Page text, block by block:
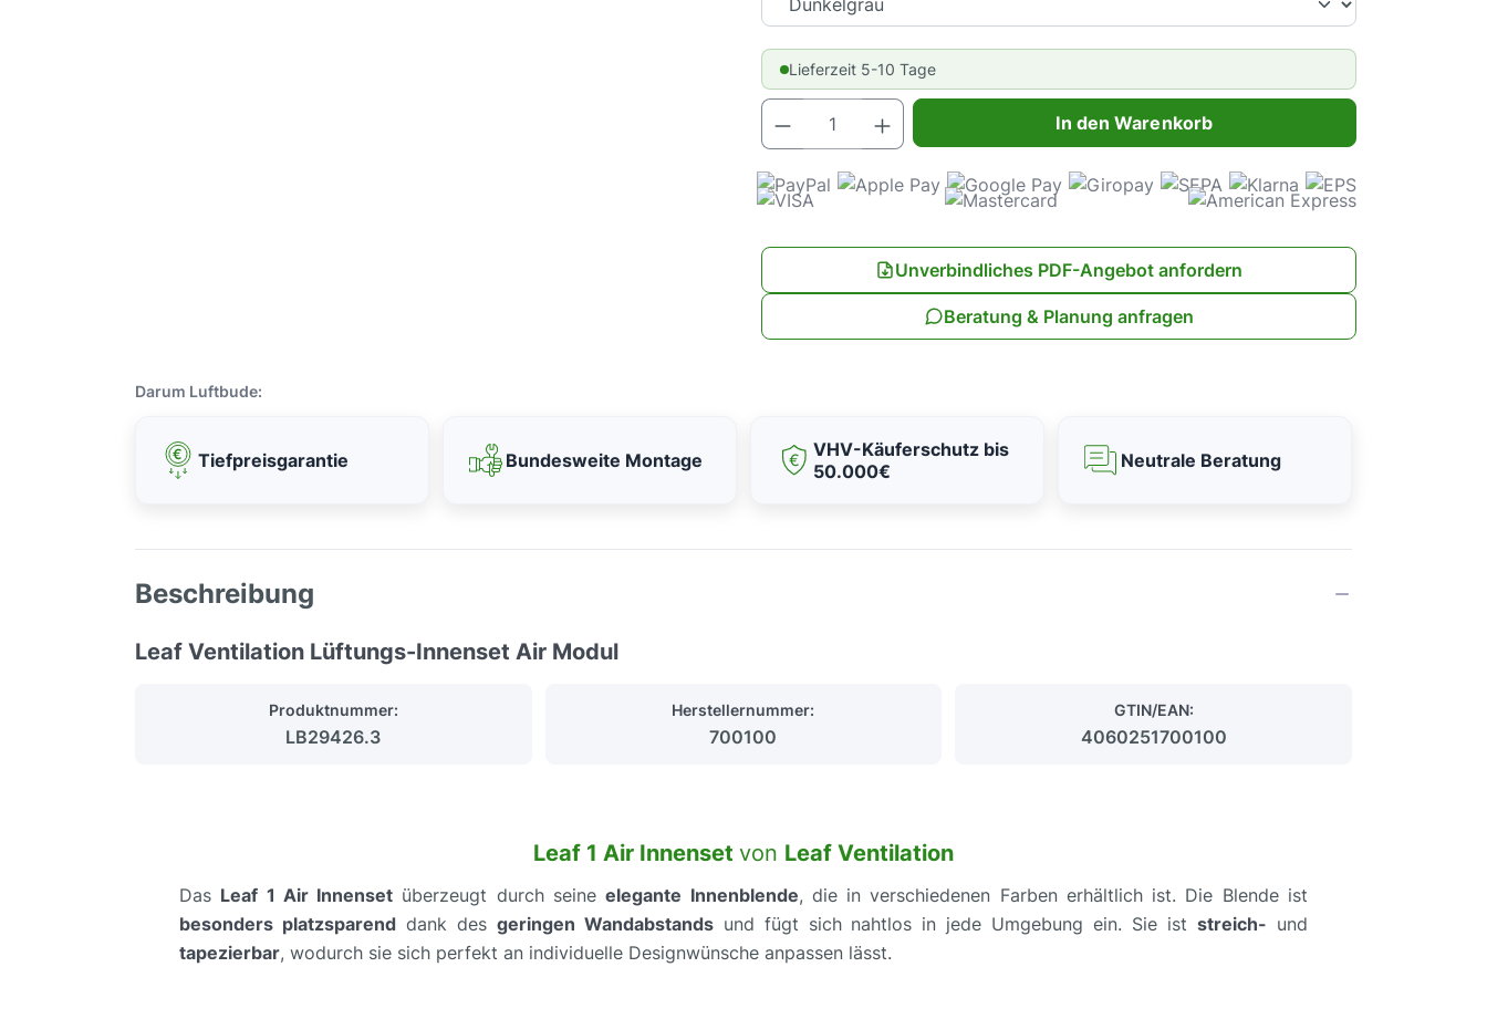
Lieferzeit 5-10 Tage
Produkt Anzahl: Gib den gewünschten Wert ein oder benutze die Schaltflächen
In den Warenkorb
Unverbindliches PDF-Angebot anfordern
Beratung & Planung anfragen
Darum Luftbude:
Tiefpreisgarantie Bundesweite Montage
VHV-Käuferschutz bis
50.000€
Neutrale Beratung
Beschreibung
Leaf Ventilation Lüftungs-Innenset Air Modul
Produktnummer:
LB29426.3
Herstellernummer:
700100
GTIN/EAN:
4060251700100
Leaf 1 Air Innenset von Leaf Ventilation
Das Leaf 1 Air Innenset überzeugt durch seineelegante Innenblende, die in verschiedenen Farben erhältlich ist. Die Blende ist
besonders platzsparenddank des geringen Wandabstandsund fügt sich nahtlos in jede Umgebung ein. Sie iststreich- und
tapezierbar, wodurch sie sich perfekt an individuelle Designwünsche anpassen lässt.